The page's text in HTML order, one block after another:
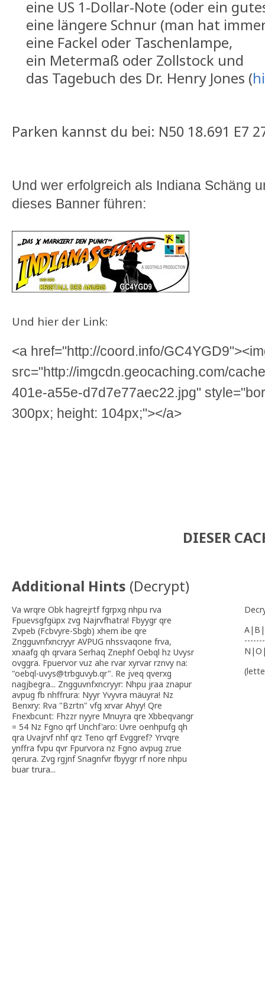
eine US 1-Dollar-Note (oder ein
eine längere Schnur (man hat
eine Fackel oder Taschenlampe,
ein Metermaß oder Zollstock und
das Tagebuch des Dr. Henry Jones (
Parken kannst du bei: N50 18.691 E7
Und wer erfolgreich als Indiana Schäng
dieses Banner führen:
Und hier der Link:
<a href="http://coord.info/
src="http://imgcdn.geocaching.com/
401e-a55e-d7d7e77aec22.jpg"
DIESER
Additional Hints (Decrypt)
Va wrqre Obk hagrejrtf fgrpxg nhpu rva
Fpuevsgfgüpx zvg Najrvfhatra! Fbyygr qre
Zvpeb (Fcbvyre-Sbgb) xhem ibe qre
Zngguvnfxncryyr AVPUG nhssvaqone frva,
xnaafg qh qrvara Serhaq Znephf Oebql hz Uvysr
ovggra. Fpuervor vuz ahe rvar xyrvar rznvy na:
"oebql-uvys@trbguvyb.qr". Re jveq qverxg
nagjbegra... Zngguvnfxncryyr: Nhpu jraa znapur
avpug fb nhffrura: Nyyr Yvyvra mäuyra! Nz
Benxry: Rva "Bzrtn" vfg xrvar Ahyy! Qre
Fnexbcunt: Fhzzr nyyre Mnuyra qre Xbbeqvangr
= 54 Nz Fgno qrf Unchf'aro: Uvre oenhpufg qh
qra Uvajrvf nhf qrz Teno qrf Evggref? Yrvqre
ynffra fvpu qvr Fpurvora nz Fgno avpug zrue
qerura. Zvg rgjnf Snagnfvr fbyygr rf nore nhpu
buar trura...